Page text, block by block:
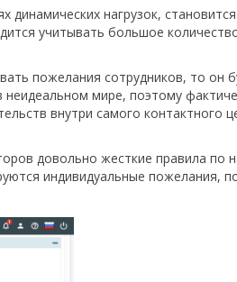
нагрузок,
учитывать большое
пожелания сотрудников, то он
мире, поэтому
внутри самого
довольно жесткие правила
индивидуальные пожелания,